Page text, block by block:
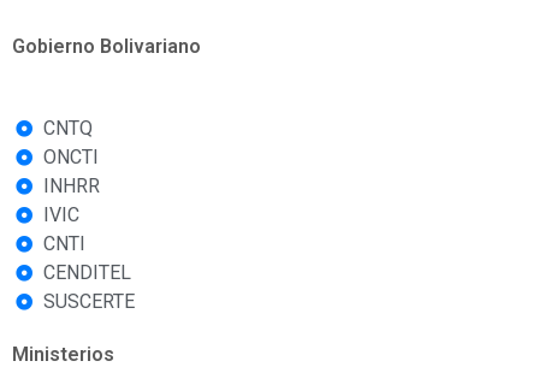
Gobierno Bolivariano
CNTQ
ONCTI
INHRR
IVIC
CNTI
CENDITEL
SUSCERTE
Ministerios